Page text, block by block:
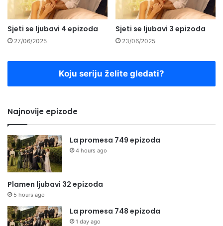
Sjeti se ljubavi 4 epizoda
27/06/2025
Sjeti se ljubavi 3 epizoda
23/06/2025
Koju seriju želite gledati?
Najnovije epizode
La promesa 749 epizoda
4 hours ago
Plamen ljubavi 32 epizoda
5 hours ago
La promesa 748 epizoda
1 day ago